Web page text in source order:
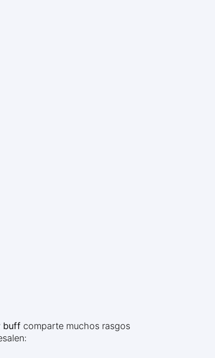
buff comparte muchos rasgos